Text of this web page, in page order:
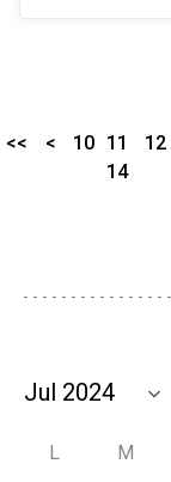
<< < 10 11 12
14
L M